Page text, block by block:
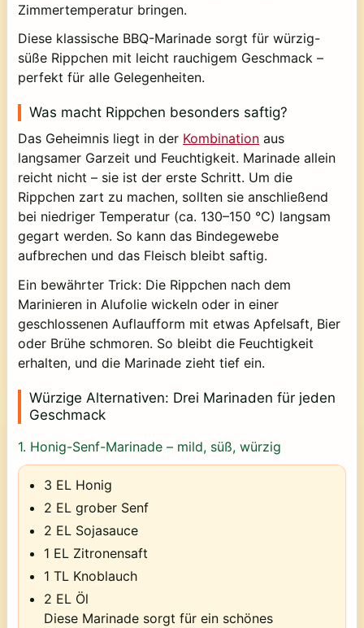
Zimmertemperatur bringen.
Diese klassische BBQ-Marinade sorgt für würzig-
süße Rippchen mit leicht rauchigem Geschmack –
perfekt für alle Gelegenheiten.
Was macht Rippchen besonders saftig?
Das Geheimnis liegt in der Kombination aus
langsamer Garzeit und Feuchtigkeit. Marinade allein
reicht nicht – sie ist der erste Schritt. Um die
Rippchen zart zu machen, sollten sie anschließend
bei niedriger Temperatur (ca. 130–150 °C) langsam
gegart werden. So kann das Bindegewebe
aufbrechen und das Fleisch bleibt saftig.
Ein bewährter Trick: Die Rippchen nach dem
Marinieren in Alufolie wickeln oder in einer
geschlossenen Auflaufform mit etwas Apfelsaft, Bier
oder Brühe schmoren. So bleibt die Feuchtigkeit
erhalten, und die Marinade zieht tief ein.
Würzige Alternativen: Drei Marinaden für jeden
Geschmack
1. Honig-Senf-Marinade – mild, süß, würzig
3 EL Honig
2 EL grober Senf
2 EL Sojasauce
1 EL Zitronensaft
1 TL Knoblauch
2 EL Öl
Diese Marinade sorgt für ein schönes